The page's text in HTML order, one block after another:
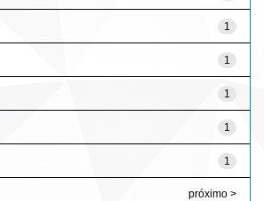
1
1
1
1
1
próximo >